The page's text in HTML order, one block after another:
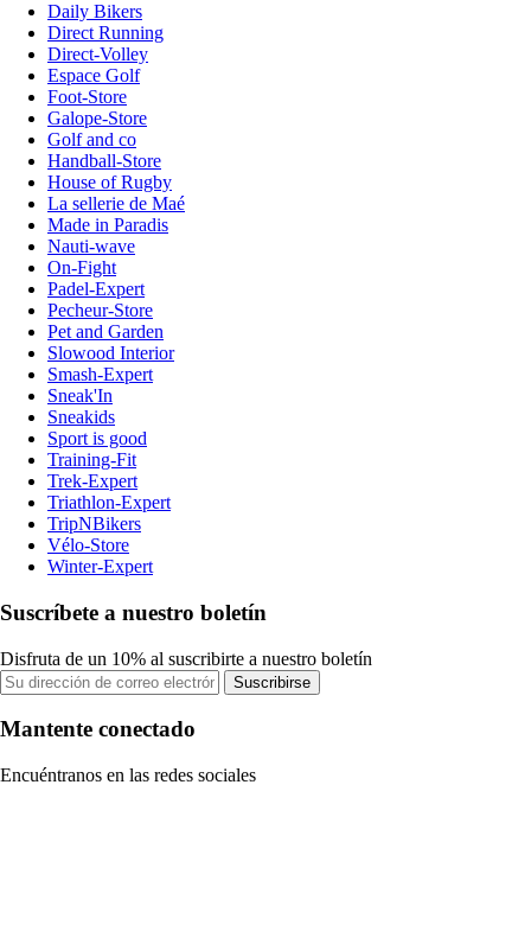
Daily Bikers
Direct Running
Direct-Volley
Espace Golf
Foot-Store
Galope-Store
Golf and co
Handball-Store
House of Rugby
La sellerie de Maé
Made in Paradis
Nauti-wave
On-Fight
Padel-Expert
Pecheur-Store
Pet and Garden
Slowood Interior
Smash-Expert
Sneak'In
Sneakids
Sport is good
Training-Fit
Trek-Expert
Triathlon-Expert
TripNBikers
Vélo-Store
Winter-Expert
Suscríbete a nuestro boletín
Disfruta de un 10% al suscribirte a nuestro boletín
Suscribirse
Mantente conectado
Encuéntranos en las redes sociales